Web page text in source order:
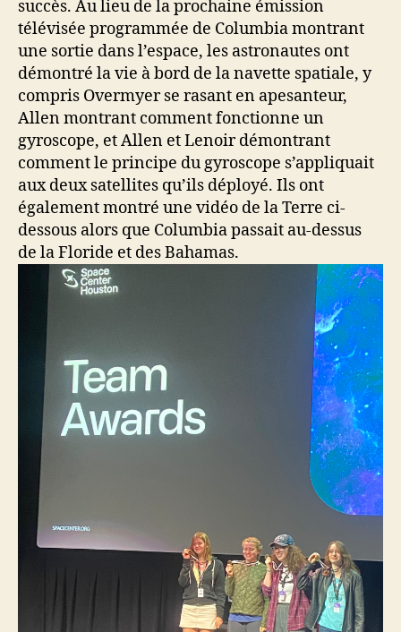
succès. Au lieu de la prochaine émission
télévisée programmée de Columbia montrant
une sortie dans l’espace, les astronautes ont
démontré la vie à bord de la navette spatiale, y
compris Overmyer se rasant en apesanteur,
Allen montrant comment fonctionne un
gyroscope, et Allen et Lenoir démontrant
comment le principe du gyroscope s’appliquait
aux deux satellites qu’ils déployé. Ils ont
également montré une vidéo de la Terre ci-
dessous alors que Columbia passait au-dessus
de la Floride et des Bahamas.